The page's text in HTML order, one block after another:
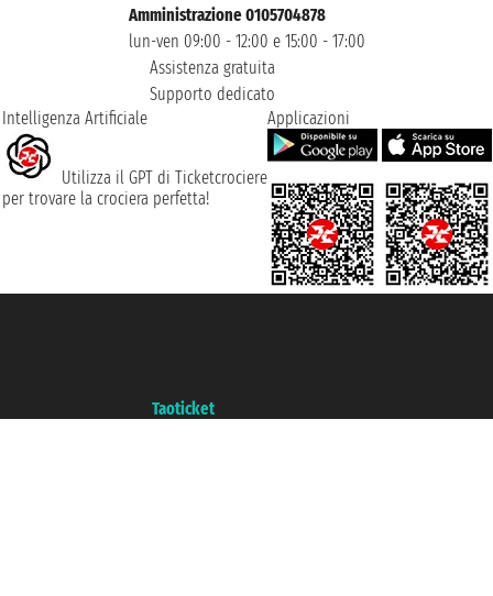
Amministrazione 0105704878
lun-ven 09:00 - 12:00 e 15:00 - 17:00
Assistenza gratuita
Supporto dedicato
Intelligenza Artificiale
Utilizza il GPT di Ticketcrociere
per trovare la crociera perfetta!
Applicazioni
Taoticket